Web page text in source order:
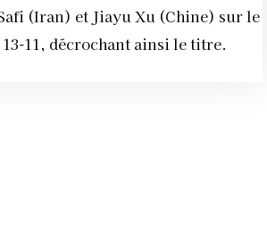
(Iran) et Jiayu Xu (Chine) sur le
13-11, décrochant ainsi le titre.